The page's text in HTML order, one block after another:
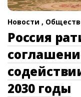
Новости ,
Россия
2030 годы